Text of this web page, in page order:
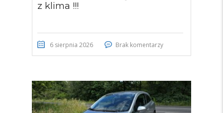
z klima !!!
6 sierpnia 2026 Brak komentarzy